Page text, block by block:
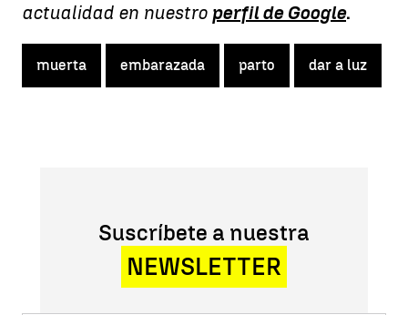
actualidad en nuestro perfil de Google.
muerta embarazada parto dar a luz
Suscríbete a nuestra
NEWSLETTER